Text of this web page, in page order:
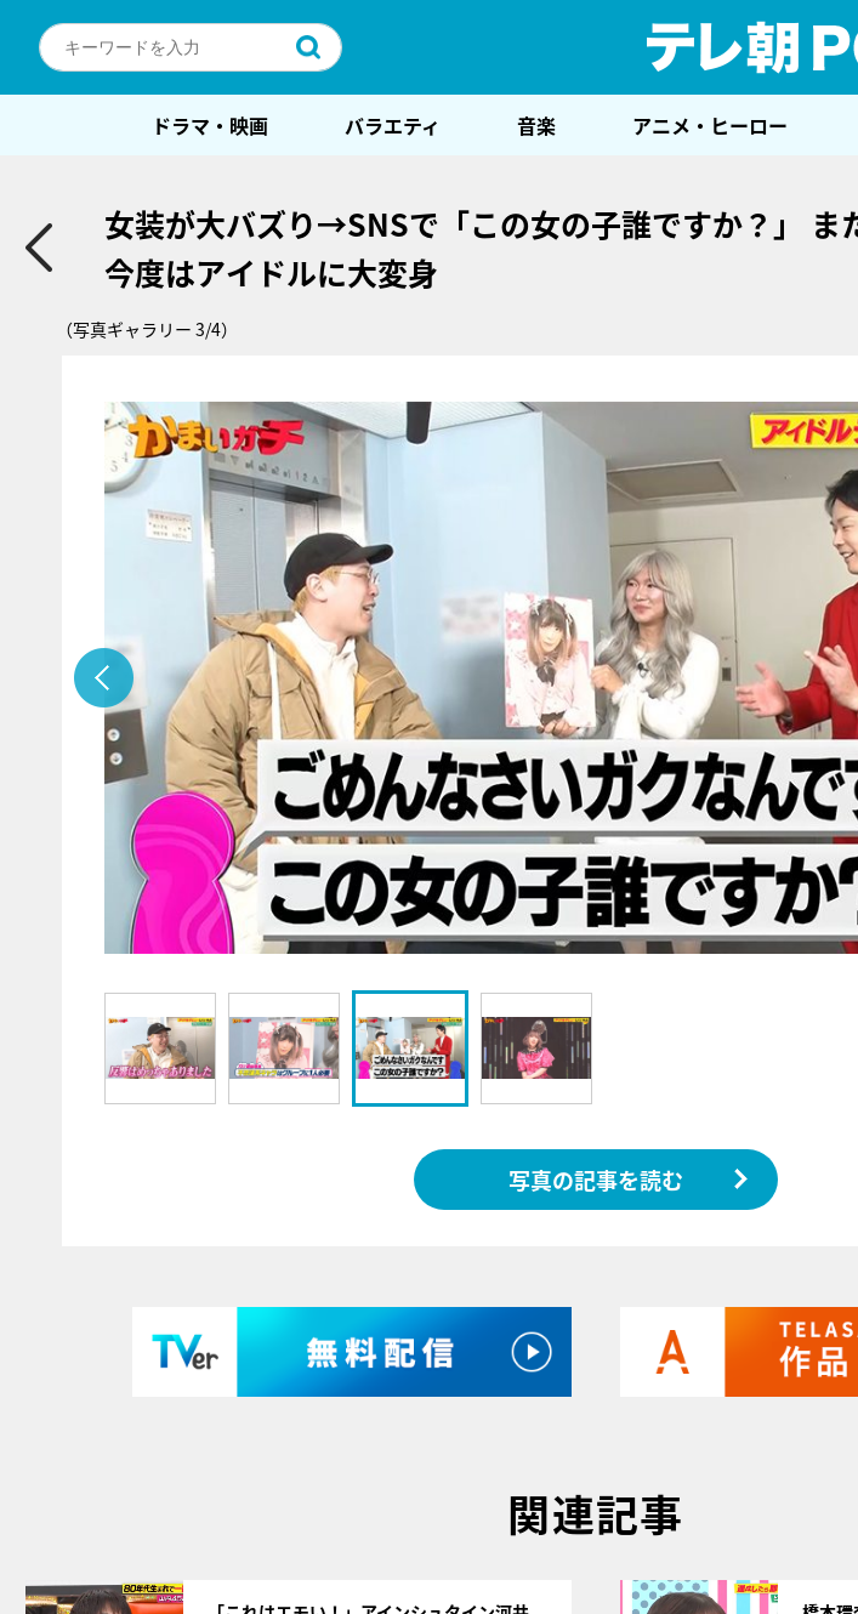
ドラマ・映画 バラエティ 音楽 アニメ・ヒーロー
女装が大バズり→SNSで「この女の子誰ですか？」 ま
今度はアイドルに大変身
（写真ギャラリー 3/4）
写真の記事を読む
関連記事